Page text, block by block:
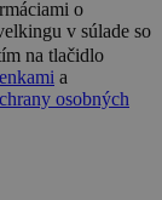
o
v súlade so
na tlačidlo
a
osobných